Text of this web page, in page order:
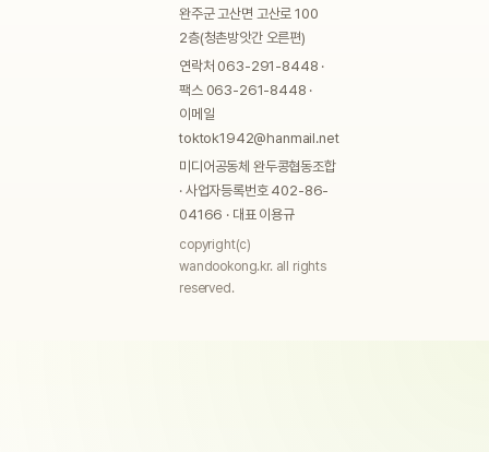
완주군 고산면 고산로 100
2층(청촌방앗간 오른편)
연락처 063-291-8448 ·
팩스 063-261-8448 ·
이메일
toktok1942@hanmail.net
미디어공동체 완두콩협동조합
· 사업자등록번호 402-86-
04166 · 대표 이용규
copyright(c)
wandookong.kr. all rights
reserved.